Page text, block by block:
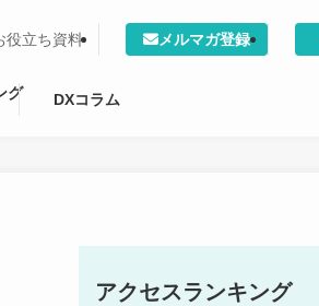
役立ち資料 メルマガ登録
グ DXコラム
アクセスランキング